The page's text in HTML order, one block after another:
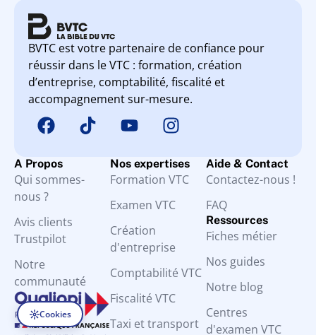
BVTC est votre partenaire de confiance pour
réussir dans le VTC : formation, création
d’entreprise, comptabilité, fiscalité et
accompagnement sur-mesure.
A Propos
Qui sommes-
nous ?
Avis clients
Trustpilot
Notre
communauté
Nos expertises
Formation VTC
Examen VTC
Création
d'entreprise
Comptabilité VTC
Fiscalité VTC
Taxi et transport
Aide & Contact
Contactez-nous !
FAQ
Ressources
Fiches métier
Nos guides
Notre blog
Centres
d'examen VTC
Cookies